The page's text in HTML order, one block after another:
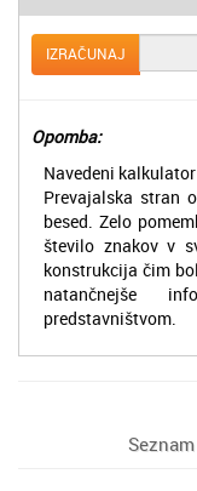
IZRAČUNAJ
Opomba:
Navedeni
Prevajalska stran
besed. Zelo
število znakov v
konstrukcija čim
natančnejše
predstavništvom.